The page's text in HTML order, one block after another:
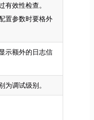
有效性检查。
置参数时要格外
示额外的日志信
为调试级别。